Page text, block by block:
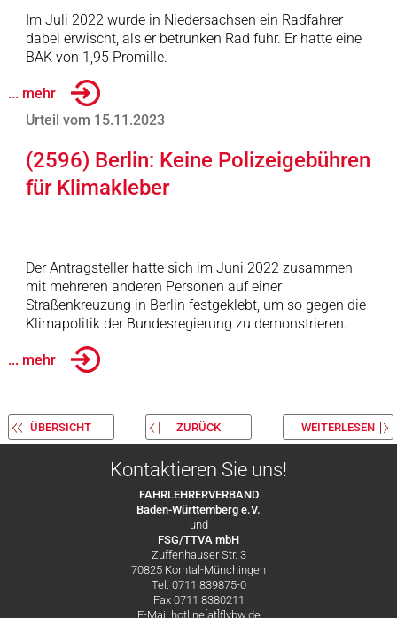
Im Juli 2022 wurde in Niedersachsen ein Radfahrer
dabei erwischt, als er betrunken Rad fuhr. Er hatte eine
BAK von 1,95 Promille.
... mehr
Urteil vom 15.11.2023
(2596) Berlin: Keine Polizeigebühren
für Klimakleber
Der Antragsteller hatte sich im Juni 2022 zusammen
mit mehreren anderen Personen auf einer
Straßenkreuzung in Berlin festgeklebt, um so gegen die
Klimapolitik der Bundesregierung zu demonstrieren.
... mehr
ÜBERSICHT ZURÜCK WEITERLESEN
Kontaktieren Sie uns!
FAHRLEHRERVERBAND
Baden-Württemberg e.V.
und
FSG/TTVA mbH
Zuffenhauser Str. 3
70825 Korntal-Münchingen
Tel. 0711 839875-0
Fax 0711 8380211
E-Mail hotline[at]flvbw.de